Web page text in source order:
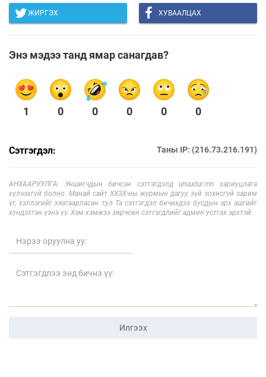
ЖИРГЭХ ХУВААЛЦАХ
Энэ мэдээ танд ямар санагдав?
1 0 0 0 0 0
Сэтгэгдэл: Таны IP: (216.73.216.191)
АНХААРУУЛГА: Уншигчдын бичсэн сэтгэгдэлд unuudur.mn хариуцлага
хүлээхгүй болно. Манай сайт ХХЗХ-ны журмын дагуу зүй зохисгүй зарим
үг, хэллэгийг хязгаарласан тул Та сэтгэгдэл бичихдээ бусдын эрх ашгийг
хүндэтгэн үзнэ үү. Хэм хэмжээ зөрчсөн сэтгэгдлийг админ устгах эрхтэй.
Илгээх